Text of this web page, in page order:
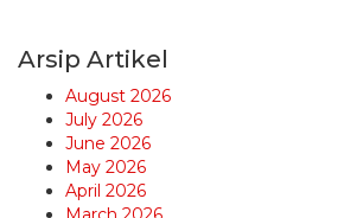
Arsip Artikel
August 2026
July 2026
June 2026
May 2026
April 2026